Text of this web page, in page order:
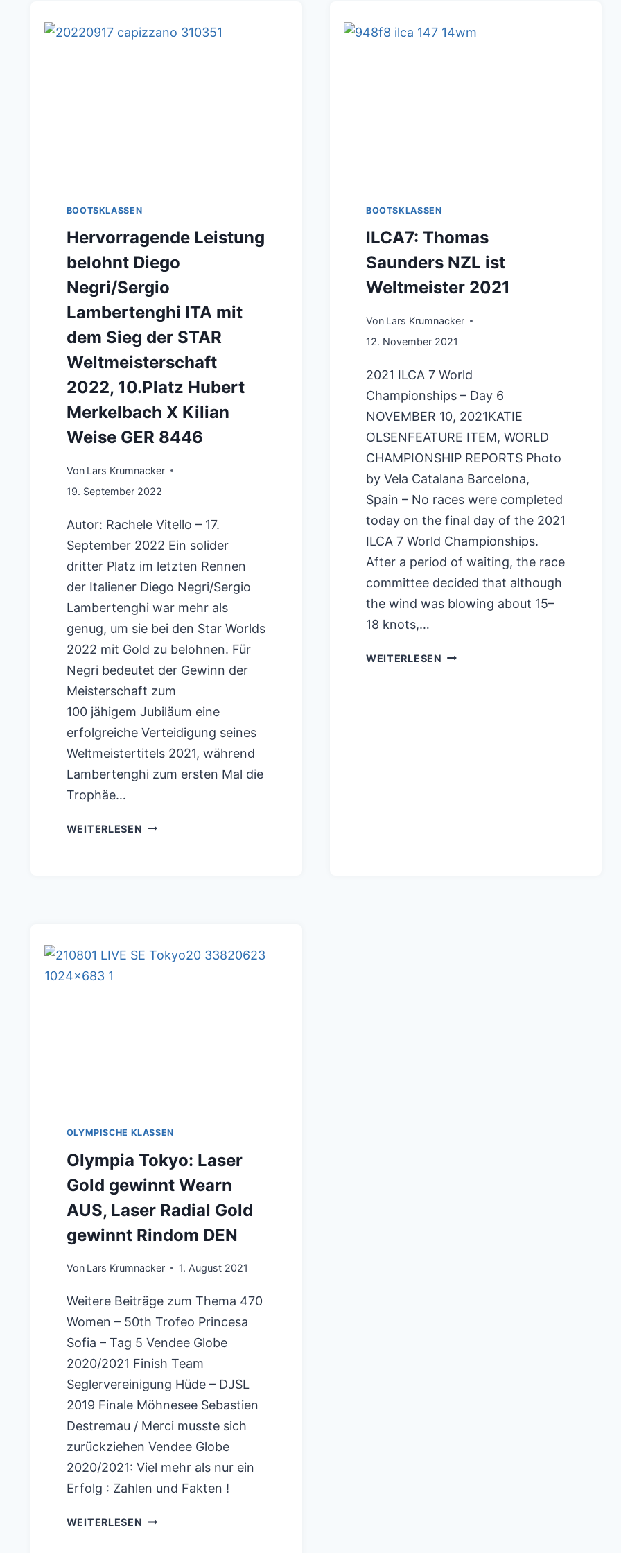
BOOTSKLASSEN
Hervorragende Leistung
belohnt Diego
Negri/Sergio
Lambertenghi ITA mit
dem Sieg der STAR
Weltmeisterschaft
2022, 10.Platz Hubert
Merkelbach X Kilian
Weise GER 8446
Von Lars Krumnacker
19. September 2022
Autor: Rachele Vitello – 17.
September 2022 Ein solider
dritter Platz im letzten Rennen
der Italiener Diego Negri/Sergio
Lambertenghi war mehr als
genug, um sie bei den Star Worlds
2022 mit Gold zu belohnen. Für
Negri bedeutet der Gewinn der
Meisterschaft zum
100 jähigem Jubiläum eine
erfolgreiche Verteidigung seines
Weltmeistertitels 2021, während
Lambertenghi zum ersten Mal die
Trophäe…
WEITERLESEN HERVORRAGENDE
ITA
HUBERT
MERKELBACH
X
KILIAN
GER
8446
BOOTSKLASSEN
ILCA7: Thomas
Saunders NZL ist
Weltmeister 2021
Von Lars Krumnacker
12. November 2021
2021 ILCA 7 World
Championships – Day 6
NOVEMBER 10, 2021KATIE
OLSENFEATURE ITEM, WORLD
CHAMPIONSHIP REPORTS Photo
by Vela Catalana Barcelona,
Spain – No races were completed
today on the final day of the 2021
ILCA 7 World Championships.
After a period of waiting, the race
committee decided that although
the wind was blowing about 15–
18 knots,…
WEITERLESEN ILCA7:
OLYMPISCHE KLASSEN
Olympia Tokyo: Laser
Gold gewinnt Wearn
AUS, Laser Radial Gold
gewinnt Rindom DEN
Von Lars Krumnacker 1. August 2021
Weitere Beiträge zum Thema 470
Women – 50th Trofeo Princesa
Sofia – Tag 5 Vendee Globe
2020/2021 Finish Team
Seglervereinigung Hüde – DJSL
2019 Finale Möhnesee Sebastien
Destremau / Merci musste sich
zurückziehen Vendee Globe
2020/2021: Viel mehr als nur ein
Erfolg : Zahlen und Fakten !
WEITERLESEN OLYMPIA